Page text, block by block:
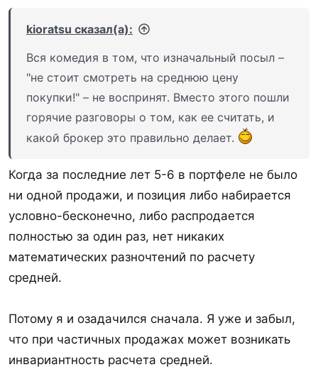
kioratsu сказал(а):
Вся комедия в том, что изначальный посыл –
"не стоит смотреть на среднюю цену
покупки!" – не воспринят. Вместо этого пошли
горячие разговоры о том, как ее считать, и
какой брокер это правильно делает.
Когда за последние лет 5-6 в портфеле не было
ни одной продажи, и позиция либо набирается
условно-бесконечно, либо распродается
полностью за один раз, нет никаких
математических разночтений по расчету
средней.
Потому я и озадачился сначала. Я уже и забыл,
что при частичных продажах может возникать
инвариантность расчета средней.